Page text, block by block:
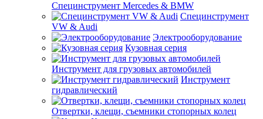
Специнструмент Mercedes & BMW
Специнструмент
VW & Audi
Электрооборудование
Кузовная серия
Инструмент для грузовых автомобилей
Инструмент
гидравлический
Отвертки, клещи, съемники стопорных колец